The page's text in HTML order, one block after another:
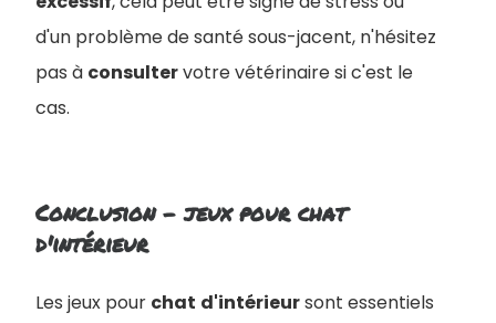
d'un problème de santé sous-jacent, n'hésitez
pas à consultervotre vétérinaire si c'est le
cas.
Conclusion - jeux pour chat
d'intérieur
Les jeux pour chat d'intérieursont essentiels